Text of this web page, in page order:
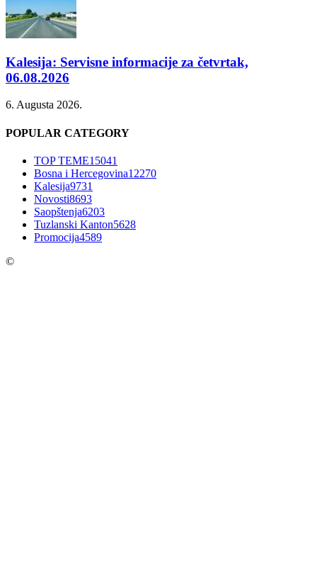
Kalesija: Servisne informacije za četvrtak,
06.08.2026
6. Augusta 2026.
POPULAR CATEGORY
TOP TEME15041
Bosna i Hercegovina12270
Kalesija9731
Novosti8693
Saopštenja6203
Tuzlanski Kanton5628
Promocija4589
©